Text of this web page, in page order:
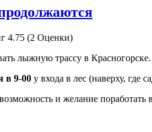
4.75 (2 Оценки)
лыжную трассу в Красногорске.
в 9-00 у входа в лес (наверху, где
и желание поработать